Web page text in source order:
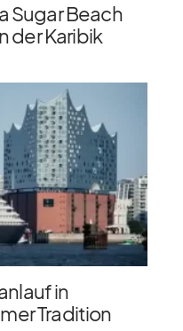
Sugar Beach
der Karibik
in
Tradition